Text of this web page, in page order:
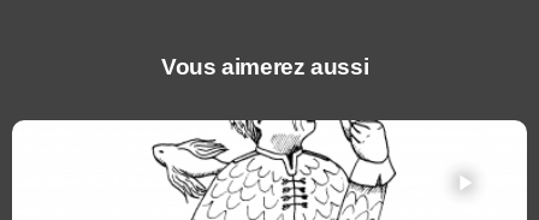
Vous aimerez aussi
play_arrow